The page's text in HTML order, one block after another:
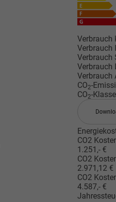
Verbrauch
Verbrauch
Verbrauch
Verbrauch
Verbrauch
CO2-
CO2-
CO2
1.251,- €
CO2
2.971,12 €
CO2
4.587,- €